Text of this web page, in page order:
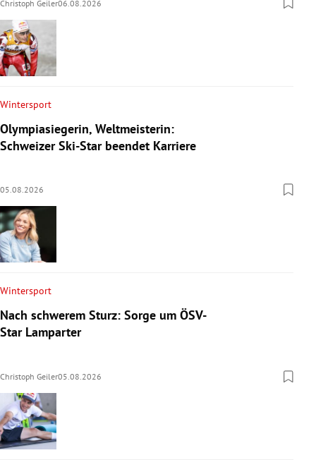
Christoph Geiler06.08.2026
Wintersport
Olympiasiegerin, Weltmeisterin:
Schweizer Ski-Star beendet Karriere
05.08.2026
Wintersport
Nach schwerem Sturz: Sorge um ÖSV-
Star Lamparter
Christoph Geiler05.08.2026